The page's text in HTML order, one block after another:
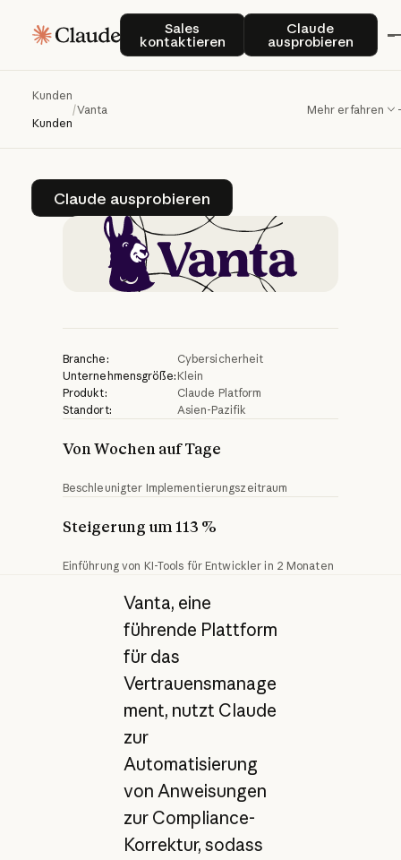
Sales
kontaktieren
Sales kontaktierenClaude
ausprobieren
Claude
Kunden
Kunden
/Vanta Mehr erfahren
Vantaoptimiertdie
Wiederherstellung
derCompliance
mit
Claude
Claude ausprobieren
Claude ausprobieren
Branche:
Cybersicherheit
Unternehmensgröße: Klein
Produkt:
Claude Platform
Standort:
Asien-Pazifik
Von Wochen auf Tage
Beschleunigter Implementierungszeitraum
Steigerung um 113 %
Einführung von KI-Tools für Entwickler in 2 Monaten
Vanta, eine
führende Plattform
für das
Vertrauensmanage
ment, nutzt Claude
zur
Automatisierung
von Anweisungen
zur Compliance-
Korrektur, sodass